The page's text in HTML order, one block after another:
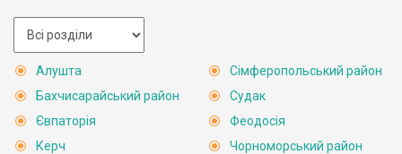
Алушта
Бахчисарайський район
Євпаторія
Керч
Сімферопольський район
Судак
Феодосія
Чорноморський район